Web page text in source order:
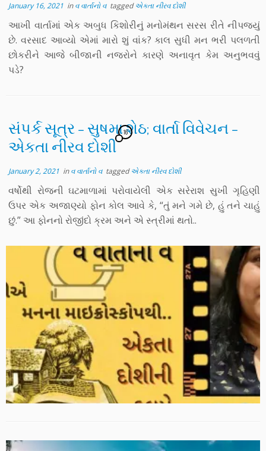
January 16, 2021 inવ વાર્તાનો વ taggedએકતા નીરવ દોશી
આખી વાર્તામાં એક અબુધ કિશોરીનું મનોમંથન સરસ રીતે નીપજ્યું
છે. વરસાદ આવ્યો એમાં મારો શું વાંક? કાલ સુધી મન ભરી પલળતી
છોકરીને આજે બીજાની નજરોને કારણે અનાવૃત કેમ અનુભવવું
પડે?
સંપર્ક સૂત્ર – સુષમા શેઠ; વાર્તા વિવેચન –
એકતા નીરવ દોશી
16
January 2, 2021 inવ વાર્તાનો વ taggedએકતા નીરવ દોશી
વર્ષોથી રોજની ઘટમાળામાં પરોવાયેલી એક સરેરાશ સુખી ગૃહિણી
ઉપર એક અજાણ્યો ફોન કોલ આવે કે, “તું મને ગમે છે, હું તને ચાહું
છું.” આ ફોનનો રોજીંદો ક્રમ અને એ સ્ત્રીમાં થતો..